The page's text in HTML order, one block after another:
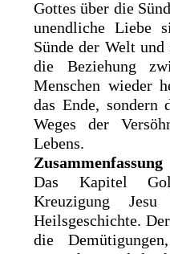
Gottes über die
unendliche Liebe
Sünde der Welt
die Beziehung
Menschen wieder
das Ende, sondern
Weges der
Lebens.
Zusammenfassung
Das Kapitel
Kreuzigung
Heilsgeschichte.
die